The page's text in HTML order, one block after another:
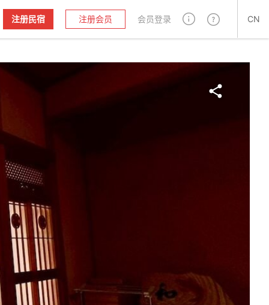
注册民宿 注册会员 会员登录 CN